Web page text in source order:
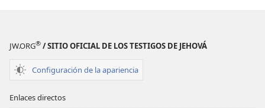
JW.ORG® / SITIO OFICIAL DE LOS TESTIGOS DE JEHOVÁ
Configuración de la apariencia
Enlaces directos